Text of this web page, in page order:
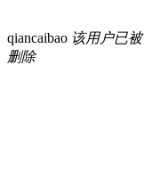
qiancaibao 该用户已被
删除